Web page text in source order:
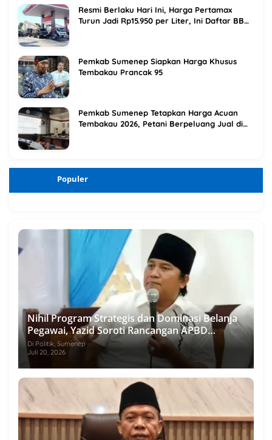
Resmi Berlaku Hari Ini, Harga Pertamax
Turun Jadi Rp15.950 per Liter, Ini Daftar BBM
Pemkab Sumenep Siapkan Harga Khusus
Tembakau Prancak 95
Pemkab Sumenep Tetapkan Harga Acuan
Tembakau 2026, Petani Berpeluang Jual di
Populer
Nihil Program Strategis dan Dominasi Belanja
Pegawai, Yazid Soroti Rancangan APBD
Sumenep 2027
Di Politik, Sumenep
Juli 20, 2026